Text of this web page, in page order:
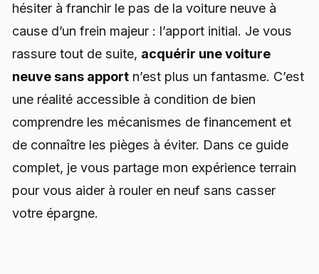
hésiter à franchir le pas de la voiture neuve à
cause d’un frein majeur : l’apport initial. Je vous
rassure tout de suite, acquérir une voiture
neuve sans apport n’est plus un fantasme. C’est
une réalité accessible à condition de bien
comprendre les mécanismes de financement et
de connaître les pièges à éviter. Dans ce guide
complet, je vous partage mon expérience terrain
pour vous aider à rouler en neuf sans casser
votre épargne.